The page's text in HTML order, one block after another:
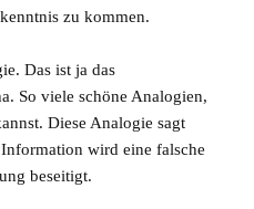
zu kommen.
Das ist ja das
. So viele schöne Analogien,
Diese Analogie sagt
wird eine falsche
beseitigt.